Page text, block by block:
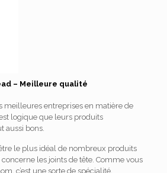
– Meilleure qualité
meilleures entreprises en matière de
logique que leurs produits
aussi bons.
le plus idéal de nombreux produits
concerne les joints de tête. Comme vous
c’est une sorte de spécialité.